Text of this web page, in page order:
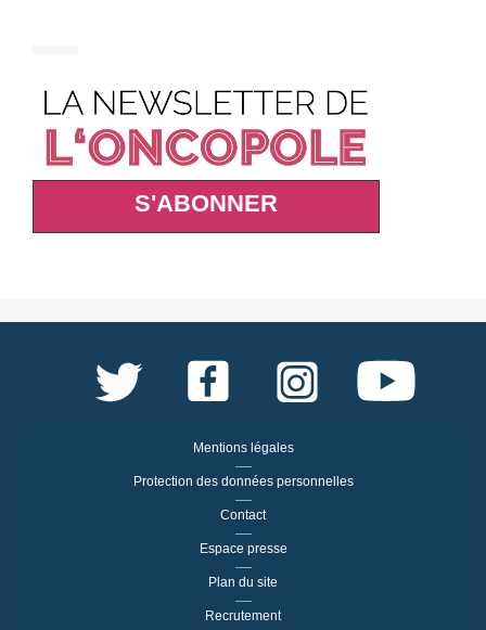
S'ABONNER
Mentions légales
Protection des données personnelles
Contact
Espace presse
Plan du site
Recrutement